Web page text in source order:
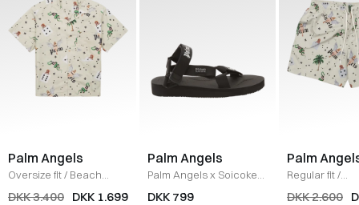
Palm Angels
Oversize fit/ Beach
Skjorte
/ OFF WHITE
DKK 3.400 DKK 1.699
Palm Angels
Palm Angels x Soicoke
Sandaler
DKK 799
Palm
Regular fit/
DKK 2.600